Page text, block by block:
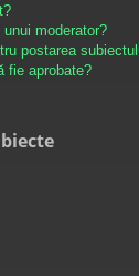
moderator?
postarea
fie aprobate?